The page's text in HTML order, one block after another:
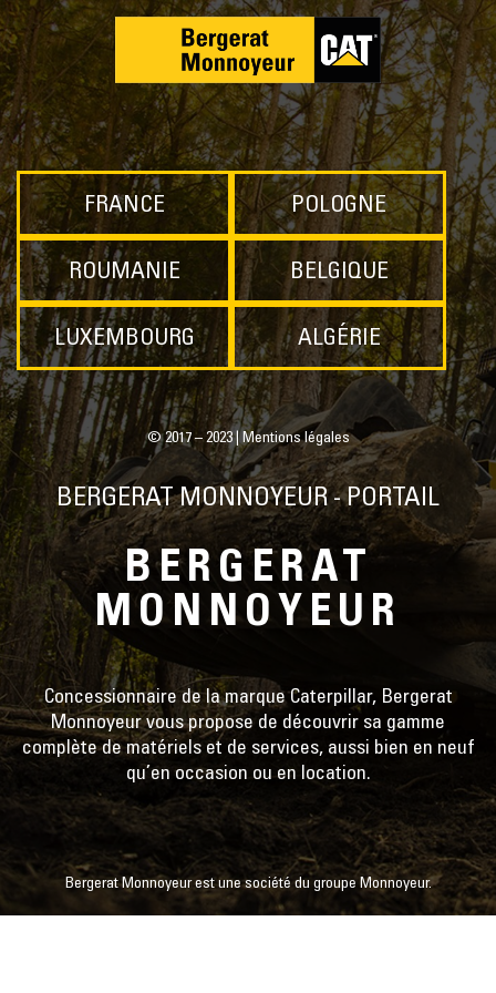
FRANCE POLOGNE
ROUMANIE BELGIQUE
LUXEMBOURG ALGÉRIE
© 2017 – 2023 | Mentions légales
BERGERAT MONNOYEUR - PORTAIL
BERGERAT
MONNOYEUR
Concessionnaire de la marque Caterpillar, Bergerat
Monnoyeur vous propose de découvrir sa gamme
complète de matériels et de services, aussi bien en neuf
qu’en occasion ou en location.
Bergerat Monnoyeur est une société du groupe Monnoyeur.